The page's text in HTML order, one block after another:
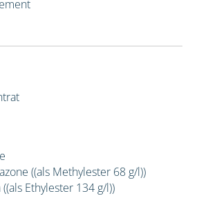
((als Methylester 68 g/l))
Ethylester 134 g/l))